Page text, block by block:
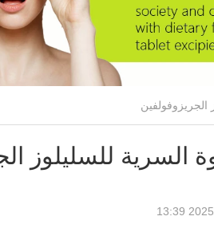
السرية للسليلوز
2025/